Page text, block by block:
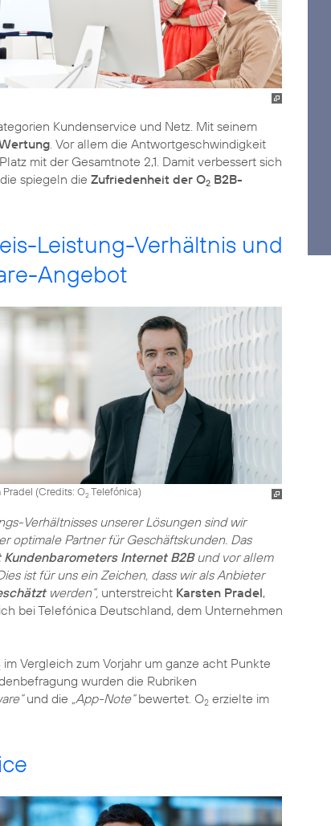
Kundenservice und Netz. Mit seinem
. Vor allem die Antwortgeschwindigkeit
mit der Gesamtnote 2,1. Damit verbessert sich
spiegeln die Zufriedenheit der O2 B2B-
Leistung-Verhältnis und
Angebot
Pradel (Credits: O2Telefónica)
Verhältnisses unserer Lösungen sind wir
optimale Partner für Geschäftskunden. Das
Internet B2Bund vor allem
ist für uns ein Zeichen, dass wir als Anbieter
werden“, unterstreicht Karsten Pradel,
bei Telefónica Deutschland, dem Unternehmen
im Vergleich zum Vorjahr um ganze acht Punkte
wurden die Rubriken
und die „App-Note“bewertet. O2 erzielte im